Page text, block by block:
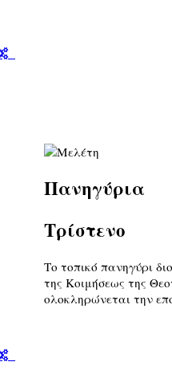
Πανηγύρια
Τρίστενο
Το τοπικό πανηγύρι
της Κοιμήσεως της
ολοκληρώνεται την